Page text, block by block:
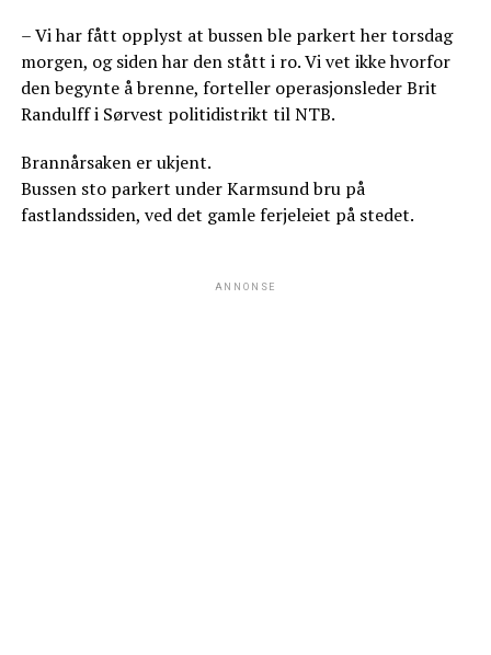
– Vi har fått opplyst at bussen ble parkert her torsdag
morgen, og siden har den stått i ro. Vi vet ikke hvorfor
den begynte å brenne, forteller operasjonsleder Brit
Randulff i Sørvest politidistrikt til NTB.
Brannårsaken er ukjent.
Bussen sto parkert under Karmsund bru på
fastlandssiden, ved det gamle ferjeleiet på stedet.
ANNONSE